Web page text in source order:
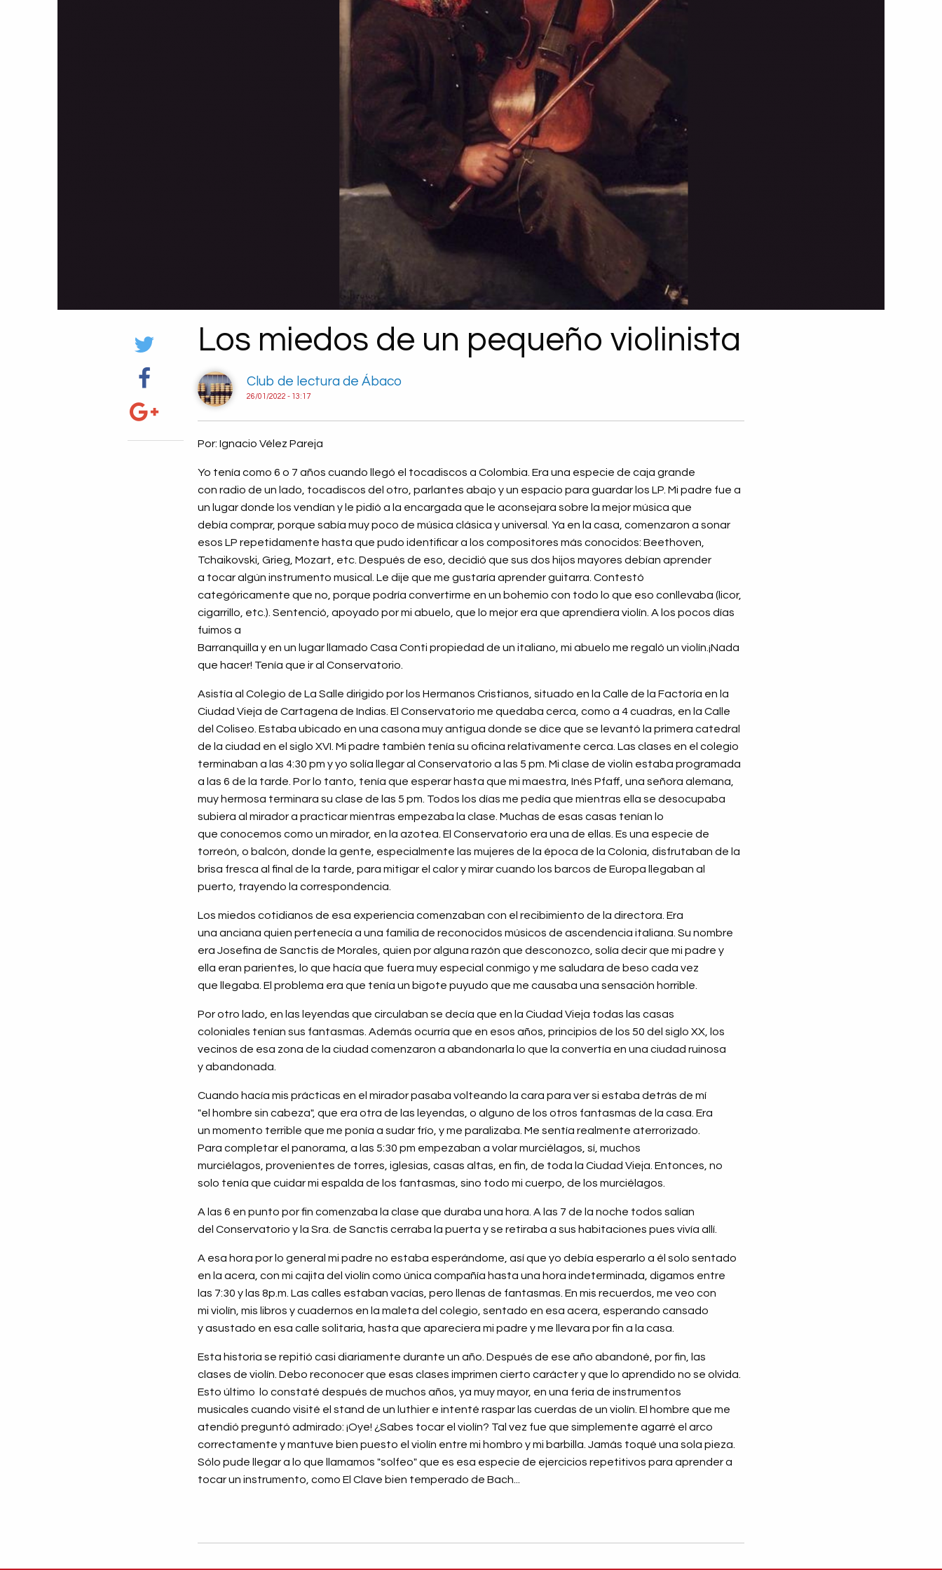
Los miedos de un pequeño violinista
Club de lectura de Ábaco
26/01/2022 - 13:17
Por: Ignacio Vélez Pareja
Yo tenía como 6 o 7 años cuando llegó el tocadiscos a Colombia. Era una especie de caja grande
con radio de un lado, tocadiscos del otro, parlantes abajo y un espacio para guardar los LP. Mi padre fue a
un lugar donde los vendían y le pidió a la encargada que le aconsejara sobre la mejor música que
debía comprar, porque sabía muy poco de música clásica y universal. Ya en la casa, comenzaron a sonar
esos LP repetidamente hasta que pudo identificar a los compositores más conocidos: Beethoven,
Tchaikovski, Grieg, Mozart, etc. Después de eso, decidió que sus dos hijos mayores debían aprender
a tocar algún instrumento musical. Le dije que me gustaría aprender guitarra. Contestó
categóricamente que no, porque podría convertirme en un bohemio con todo lo que eso conllevaba (licor,
cigarrillo, etc.). Sentenció, apoyado por mi abuelo, que lo mejor era que aprendiera violín. A los pocos días
fuimos a
Barranquilla y en un lugar llamado Casa Conti propiedad de un italiano, mi abuelo me regaló un violín.¡Nada
que hacer! Tenía que ir al Conservatorio.
Asistía al Colegio de La Salle dirigido por los Hermanos Cristianos, situado en la Calle de la Factoría en la
Ciudad Vieja de Cartagena de Indias. El Conservatorio me quedaba cerca, como a 4 cuadras, en la Calle
del Coliseo. Estaba ubicado en una casona muy antigua donde se dice que se levantó la primera catedral
de la ciudad en el siglo XVI. Mi padre también tenía su oficina relativamente cerca. Las clases en el colegio
terminaban a las 4:30 pm y yo solía llegar al Conservatorio a las 5 pm. Mi clase de violín estaba programada
a las 6 de la tarde. Por lo tanto, tenía que esperar hasta que mi maestra, Inés Pfaff, una señora alemana,
muy hermosa terminara su clase de las 5 pm. Todos los días me pedía que mientras ella se desocupaba
subiera al mirador a practicar mientras empezaba la clase. Muchas de esas casas tenían lo
que conocemos como un mirador, en la azotea. El Conservatorio era una de ellas. Es una especie de
torreón, o balcón, donde la gente, especialmente las mujeres de la época de la Colonia, disfrutaban de la
brisa fresca al final de la tarde, para mitigar el calor y mirar cuando los barcos de Europa llegaban al
puerto, trayendo la correspondencia.
Los miedos cotidianos de esa experiencia comenzaban con el recibimiento de la directora. Era
una anciana quien pertenecía a una familia de reconocidos músicos de ascendencia italiana. Su nombre
era Josefina de Sanctis de Morales, quien por alguna razón que desconozco, solía decir que mi padre y
ella eran parientes, lo que hacía que fuera muy especial conmigo y me saludara de beso cada vez
que llegaba. El problema era que tenía un bigote puyudo que me causaba una sensación horrible.
Por otro lado, en las leyendas que circulaban se decía que en la Ciudad Vieja todas las casas
coloniales tenían sus fantasmas. Además ocurría que en esos años, principios de los 50 del siglo XX, los
vecinos de esa zona de la ciudad comenzaron a abandonarla lo que la convertía en una ciudad ruinosa
y abandonada.
Cuando hacía mis prácticas en el mirador pasaba volteando la cara para ver si estaba detrás de mí
"el hombre sin cabeza", que era otra de las leyendas, o alguno de los otros fantasmas de la casa. Era
un momento terrible que me ponía a sudar frío, y me paralizaba. Me sentía realmente aterrorizado.
Para completar el panorama, a las 5:30 pm empezaban a volar murciélagos, sí, muchos
murciélagos, provenientes de torres, iglesias, casas altas, en fin, de toda la Ciudad Vieja. Entonces, no
solo tenía que cuidar mi espalda de los fantasmas, sino todo mi cuerpo, de los murciélagos.
A las 6 en punto por fin comenzaba la clase que duraba una hora. A las 7 de la noche todos salían
del Conservatorio y la Sra. de Sanctis cerraba la puerta y se retiraba a sus habitaciones pues vivía allí.
A esa hora por lo general mi padre no estaba esperándome, así que yo debía esperarlo a él solo sentado
en la acera, con mi cajita del violín como única compañía hasta una hora indeterminada, digamos entre
las 7:30 y las 8p.m. Las calles estaban vacías, pero llenas de fantasmas. En mis recuerdos, me veo con
mi violín, mis libros y cuadernos en la maleta del colegio, sentado en esa acera, esperando cansado
y asustado en esa calle solitaria, hasta que apareciera mi padre y me llevara por fin a la casa.
Esta historia se repitió casi diariamente durante un año. Después de ese año abandoné, por fin, las
clases de violín. Debo reconocer que esas clases imprimen cierto carácter y que lo aprendido no se olvida.
Esto último lo constaté después de muchos años, ya muy mayor, en una feria de instrumentos
musicales cuando visité el stand de un luthier e intenté raspar las cuerdas de un violín. El hombre que me
atendió preguntó admirado: ¡Oye! ¿Sabes tocar el violín? Tal vez fue que simplemente agarré el arco
correctamente y mantuve bien puesto el violín entre mi hombro y mi barbilla. Jamás toqué una sola pieza.
Sólo pude llegar a lo que llamamos "solfeo" que es esa especie de ejercicios repetitivos para aprender a
tocar un instrumento, como El Clave bien temperado de Bach...